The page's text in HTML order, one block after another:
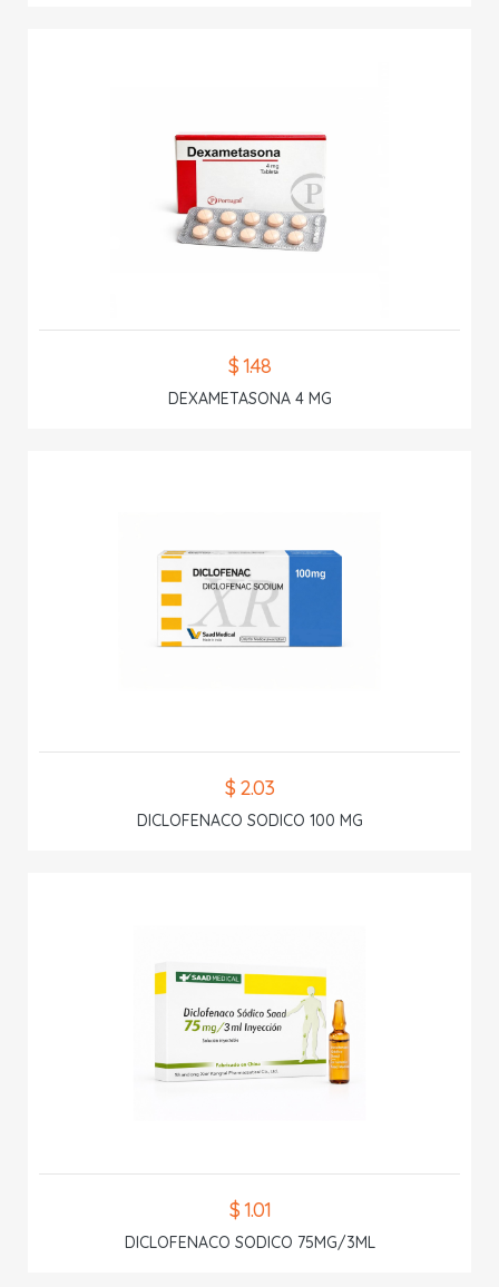
$ 1.48
DEXAMETASONA 4 MG
$ 2.03
DICLOFENACO SODICO 100 MG
$ 1.01
DICLOFENACO SODICO 75MG/3ML